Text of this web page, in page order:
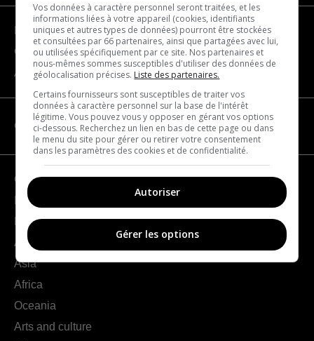
Become a partner
Contact us
About us
CATEGORIES
Geography
France
Europe
Americas
Asia
Africa
Oceania
Arts and culture
Vos données à caractère personnel seront traitées, et les
informations liées à votre appareil (cookies, identifiants
uniques et autres types de données) pourront être stockées
et consultées par 66 partenaires, ainsi que partagées avec lui,
ou utilisées spécifiquement par ce site. Nos partenaires et
nous-mêmes sommes susceptibles d'utiliser des données de
géolocalisation précises. Liste des partenaires.
Certains fournisseurs sont susceptibles de traiter vos
données à caractère personnel sur la base de l'intérêt
légitime. Vous pouvez vous y opposer en gérant vos options
ci-dessous. Recherchez un lien en bas de cette page ou dans
le menu du site pour gérer ou retirer votre consentement
dans les paramètres des cookies et de confidentialité.
Autoriser
Gérer les options